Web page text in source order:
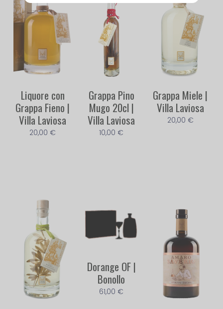
Liquore con
Grappa Fieno |
Villa Laviosa
20,00€
Grappa Pino
Mugo 20cl |
Villa Laviosa
10,00€
Grappa Miele |
Villa Laviosa
20,00 €
Dorange OF |
Bonollo
61,00€